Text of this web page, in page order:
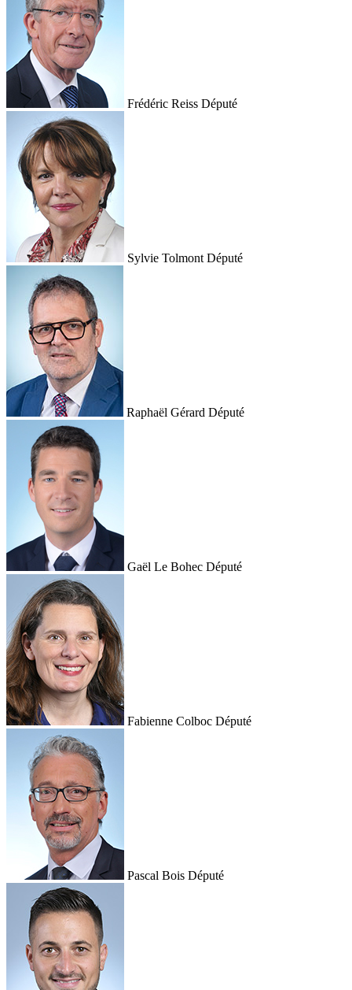
Frédéric Reiss Député
Sylvie Tolmont Député
Raphaël Gérard Député
Gaël Le Bohec Député
Fabienne Colboc Député
Pascal Bois Député